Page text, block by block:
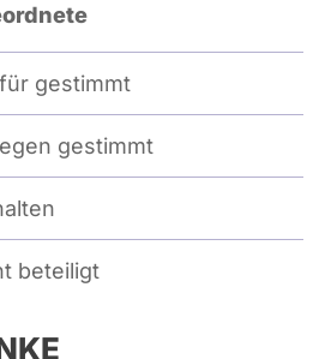
gestimmt
gestimmt
beteiligt